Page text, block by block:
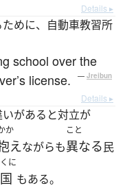
Details ▸
めに、自動車教習所
school over the
license.
— Jreibun
Details ▸
があると対立が
か
えながらも
こと
異なる民
くに
国 もある。